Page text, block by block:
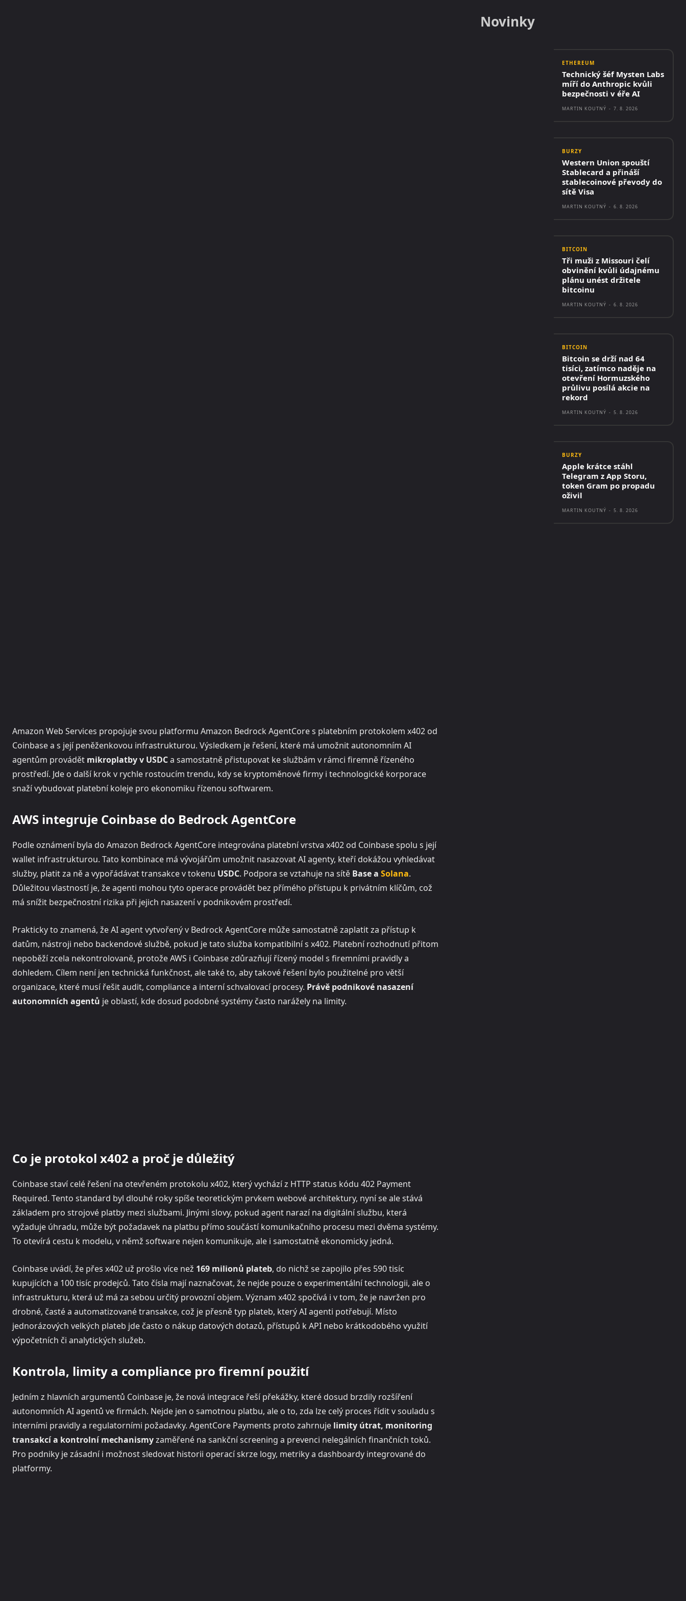
Amazon Web Services propojuje svou platformu Amazon Bedrock AgentCore s platebním protokolem x402 od
Coinbase a s její peněženkovou infrastrukturou. Výsledkem je řešení, které má umožnit autonomním AI
agentům provádět mikroplatby v USDCa samostatně přistupovat ke službám v rámci firemně řízeného
prostředí. Jde o další krok v rychle rostoucím trendu, kdy se kryptoměnové firmy i technologické korporace
snaží vybudovat platební koleje pro ekonomiku řízenou softwarem.
AWS integruje Coinbase do Bedrock AgentCore
Podle oznámení byla do Amazon Bedrock AgentCore integrována platební vrstva x402 od Coinbase spolu s její
wallet infrastrukturou. Tato kombinace má vývojářům umožnit nasazovat AI agenty, kteří dokážou vyhledávat
služby, platit za ně a vypořádávat transakce v tokenu USDC. Podpora se vztahuje na sítě Base a Solana.
Důležitou vlastností je, že agenti mohou tyto operace provádět bez přímého přístupu k privátním klíčům, což
má snížit bezpečnostní rizika při jejich nasazení v podnikovém prostředí.
Prakticky to znamená, že AI agent vytvořený v Bedrock AgentCore může samostatně zaplatit za přístup k
datům, nástroji nebo backendové službě, pokud je tato služba kompatibilní s x402. Platební rozhodnutí přitom
nepoběží zcela nekontrolovaně, protože AWS i Coinbase zdůrazňují řízený model s firemními pravidly a
dohledem. Cílem není jen technická funkčnost, ale také to, aby takové řešení bylo použitelné pro větší
organizace, které musí řešit audit, compliance a interní schvalovací procesy. Právě podnikové nasazení
autonomních agentů je oblastí, kde dosud podobné systémy často narážely na limity.
Co je protokol x402 a proč je důležitý
Coinbase staví celé řešení na otevřeném protokolu x402, který vychází z HTTP status kódu 402 Payment
Required. Tento standard byl dlouhé roky spíše teoretickým prvkem webové architektury, nyní se ale stává
základem pro strojové platby mezi službami. Jinými slovy, pokud agent narazí na digitální službu, která
vyžaduje úhradu, může být požadavek na platbu přímo součástí komunikačního procesu mezi dvěma systémy.
To otevírá cestu k modelu, v němž software nejen komunikuje, ale i samostatně ekonomicky jedná.
Coinbase uvádí, že přes x402 už prošlo více než 169 milionů plateb, do nichž se zapojilo přes 590 tisíc
kupujících a 100 tisíc prodejců. Tato čísla mají naznačovat, že nejde pouze o experimentální technologii, ale o
infrastrukturu, která už má za sebou určitý provozní objem. Význam x402 spočívá i v tom, že je navržen pro
drobné, časté a automatizované transakce, což je přesně typ plateb, který AI agenti potřebují. Místo
jednorázových velkých plateb jde často o nákup datových dotazů, přístupů k API nebo krátkodobého využití
výpočetních či analytických služeb.
Kontrola, limity a compliance pro firemní použití
Jedním z hlavních argumentů Coinbase je, že nová integrace řeší překážky, které dosud brzdily rozšíření
autonomních AI agentů ve firmách. Nejde jen o samotnou platbu, ale o to, zda lze celý proces řídit v souladu s
interními pravidly a regulatorními požadavky. AgentCore Payments proto zahrnuje limity útrat, monitoring
transakcí a kontrolní mechanismyzaměřené na sankční screening a prevenci nelegálních finančních toků.
Pro podniky je zásadní i možnost sledovat historii operací skrze logy, metriky a dashboardy integrované do
platformy.
Novinky
ETHEREUM
Technický šéf Mysten Labs
míří do Anthropic kvůli
bezpečnosti v éře AI
MARTIN KOUTNÝ - 7. 8. 2026
BURZY
Western Union spouští
Stablecard a přináší
stablecoinové převody do
sítě Visa
MARTIN KOUTNÝ - 6. 8. 2026
BITCOIN
Tři muži z Missouri čelí
obvinění kvůli údajnému
plánu unést držitele
bitcoinu
MARTIN KOUTNÝ - 6. 8. 2026
BITCOIN
Bitcoin se drží nad 64
tisíci, zatímco naděje na
otevření Hormuzského
průlivu posílá akcie na
rekord
MARTIN KOUTNÝ - 5. 8. 2026
BURZY
Apple krátce stáhl
Telegram z App Storu,
token Gram po propadu
oživil
MARTIN KOUTNÝ - 5. 8. 2026